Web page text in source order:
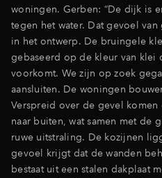
woningen. Gerben: “De dijk is
tegen het water. Dat gevoel
in het ontwerp. De bruingele
gebaseerd op de kleur van klei
voorkomt. We zijn op zoek
aansluiten. De woningen
Verspreid over de gevel komen
naar buiten, wat samen met de
ruwe uitstraling. De kozijnen
gevoel krijgt dat de wanden
bestaat uit een stalen dakplaat